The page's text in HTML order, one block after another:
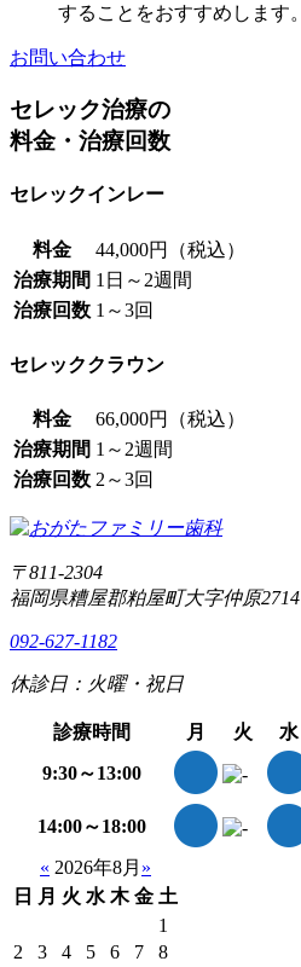
することをおすすめします。
お問い合わせ
セレック治療の
料金・治療回数
セレックインレー
料金
44,000円（税込）
治療期間 1日～2週間
治療回数 1～3回
セレッククラウン
料金
66,000円（税込）
治療期間 1～2週間
治療回数 2～3回
〒811-2304
福岡県糟屋郡粕屋町大字仲原2714
092-627-1182
休診日：火曜・祝日
診療時間 月 火 水
9:30～13:00
14:00～18:00
« 2026年8月 »
日
月 火 水 木 金 土
1
2
3 4 5 6 7
8